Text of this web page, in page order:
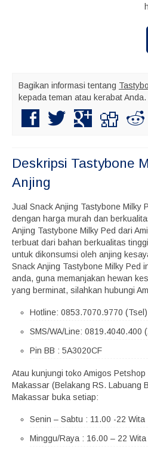
Bagikan informasi tentang
kepada teman atau kerabat Anda.
Deskripsi Tastybone
Anjing
Jual Snack Anjing Tastybone Milky
dengan harga murah dan
Anjing Tastybone Milky Ped dari
terbuat dari bahan berkualitas
untuk dikonsumsi oleh anjing
Snack Anjing Tastybone Milky Ped
anda, guna memanjakan hewan
yang berminat, silahkan hubungi
Hotline: 0853.7070.9770 (Tsel)
SMS/WA/Line: 0819.4040.400
Pin BB : 5A3020CF
Atau kunjungi toko Amigos
Makassar (Belakang RS. Labuang
Makassar buka setiap:
Senin – Sabtu : 11.00 -22 Wita
Minggu/Raya : 16.00 – 22 Wita